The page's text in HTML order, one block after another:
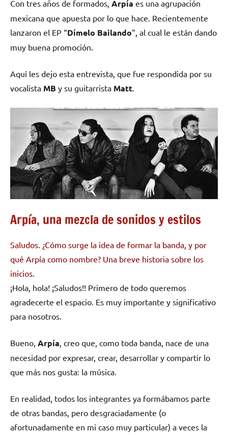
Con tres años de formados, Arpía es una agrupación
mexicana que apuesta por lo que hace. Recientemente
lanzaron el EP “Dímelo Bailando”, al cual le están dando
muy buena promoción.
Aquí les dejo esta entrevista, que fue respondida por su
vocalista MB y su guitarrista Matt
Arpía, una mezcla de sonidos y estilos
Saludos. ¿Cómo surge la idea de formar la banda, y por
qué Arpía como nombre? Una breve historia sobre los
inicios.
¡Hola, hola! ¡Saludos!! Primero de todo queremos
agradecerte el espacio. Es muy importante y significativo
para nosotros.
Bueno, Arpía , creo que, como toda banda, nace de una
necesidad por expresar, crear, desarrollar y compartir lo
que más nos gusta: la música.
En realidad, todos los integrantes ya formábamos parte
de otras bandas, pero desgraciadamente (o
afortunadamente en mi caso muy particular) a veces la